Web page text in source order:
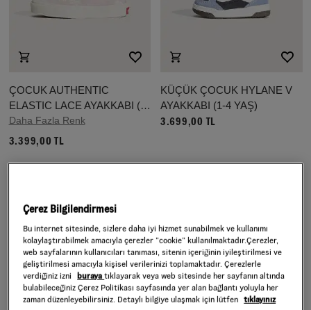
ÇOCUK AUTHENTIC
ELASTIC LACE AYAKKABI (4-
8 YAŞ)
Daha Fazla Renk
3.399,00 TL
KÜÇÜK ÇOCUK HYLANE V
AYAKKABI (1-4 YAŞ)
3.699,00 TL
Çerez Bilgilendirmesi
Bu internet sitesinde, sizlere daha iyi hizmet sunabilmek ve kullanımı
kolaylaştırabilmek amacıyla çerezler ”cookie” kullanılmaktadır.Çerezler,
web sayfalarının kullanıcıları tanıması, sitenin içeriğinin iyileştirilmesi ve
geliştirilmesi amacıyla kişisel verilerinizi toplamaktadır. Çerezlerle
verdiğiniz izni
burayatıklayarak veya web sitesinde her sayfanın altında
bulabileceğiniz Çerez Politikası sayfasında yer alan bağlantı yoluyla her
zaman düzenleyebilirsiniz. Detaylı bilgiye ulaşmak için lütfen tıklayınız